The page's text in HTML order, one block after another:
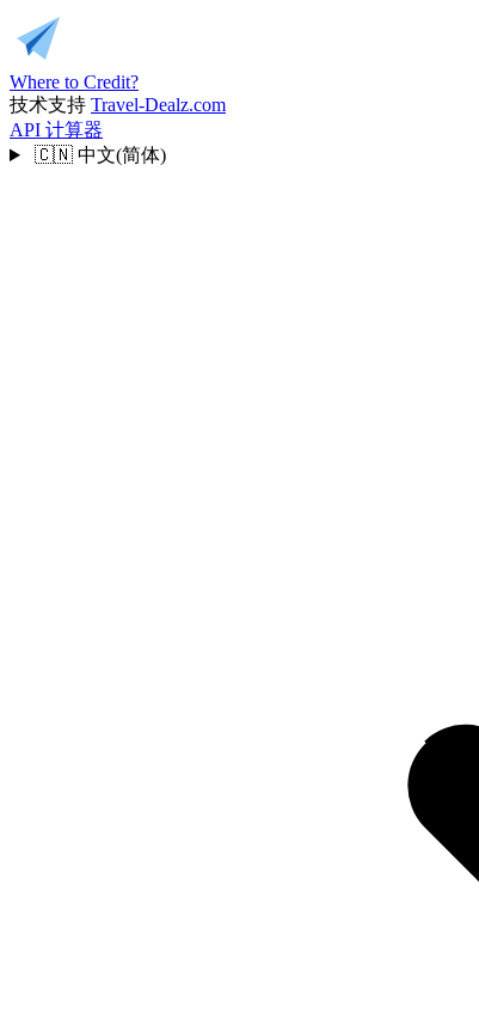
Where to Credit?
技术支持 Travel-Dealz.com
API 计算器
🇨🇳 中文(简体)